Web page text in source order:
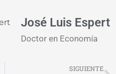
José Luis Espert
Doctor en Economía
SIGUIENTE